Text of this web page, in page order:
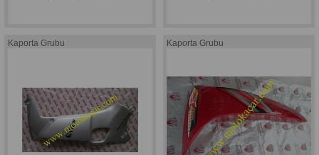
Kaporta Grubu Kaporta Grubu